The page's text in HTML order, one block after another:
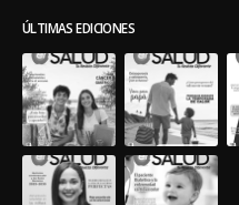
ÚLTIMAS EDICIONES